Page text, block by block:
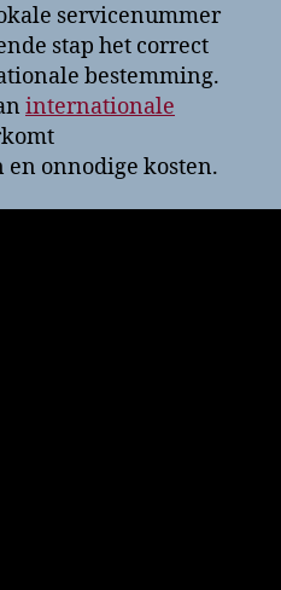
servicenummer
stap het correct
bestemming.
internationale
onnodige kosten.